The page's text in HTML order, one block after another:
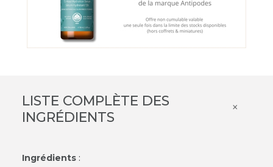
LISTE COMPLÈTE DES
INGRÉDIENTS
×
Ingrédients: